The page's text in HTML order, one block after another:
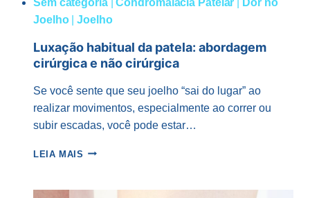
Joelho|Joelho
Luxação habitual da patela: abordagem
cirúrgica e não cirúrgica
Se você sente que seu joelho “sai do lugar” ao
realizar movimentos, especialmente ao correr ou
subir escadas, você pode estar…
LEIA MAIS LUXAÇÃO
PATELA: